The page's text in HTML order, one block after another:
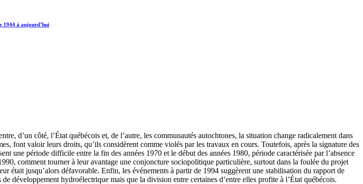
1944 à aujourd’hui
d’un côté, l’État québécois et, de l’autre, les communautés autochtones, la situation change radicalement dans
font valoir leurs droits, qu’ils considèrent comme violés par les travaux en cours. Toutefois, après la signature des
une période difficile entre la fin des années 1970 et le début des années 1980, période caractérisée par l’absence
comment tourner à leur avantage une conjoncture sociopolitique particulière, surtout dans la foulée du projet
était jusqu’alors défavorable. Enfin, les événements à partir de 1994 suggèrent une stabilisation du rapport de
développement hydroélectrique mais que la division entre certaines d’entre elles profite à l’État québécois.